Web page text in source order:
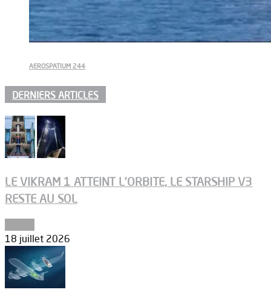
AEROSPATIUM 244
DERNIERS ARTICLES
LE VIKRAM 1 ATTEINT L’ORBITE, LE STARSHIP V3
RESTE AU SOL
18 juillet 2026